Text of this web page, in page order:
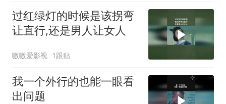
过红绿灯的时候是该拐弯
让直行,还是男人让女人
嗷嗷爱影视 1跟贴
我一个外行的也能一眼看
出问题